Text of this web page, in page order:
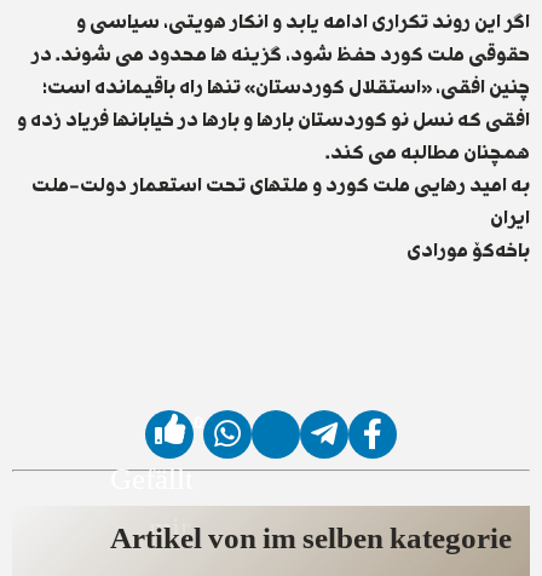
‏اگر این روند تکراری ادامه یابد و انکار هویتی، سیاسی و
حقوقی ملت کورد حفظ شود، گزینە ‌ها محدود می شوند. در
چنین افقی، «استقلال کوردستان» تنها راه باقیمانده است؛
افقی که نسل نو کوردستان بارها و بارها در خیابا‌نها فریاد زده و
همچنان مطالبه می کند.
بە امید رهایی ملت کورد و ملتهای تحت استعمار دولت-ملت
ایران
باخەکۆ مورادی
Gefällt
mir
Artikel von im selben kategorie